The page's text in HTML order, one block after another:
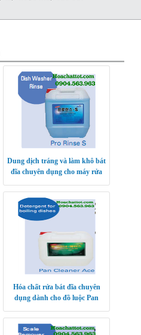
Dung dịch tráng và làm khô bát
đĩa chuyên dụng cho máy rửa
Hóa chất rửa bát đĩa chuyên
dụng dành cho đồ luộc Pan